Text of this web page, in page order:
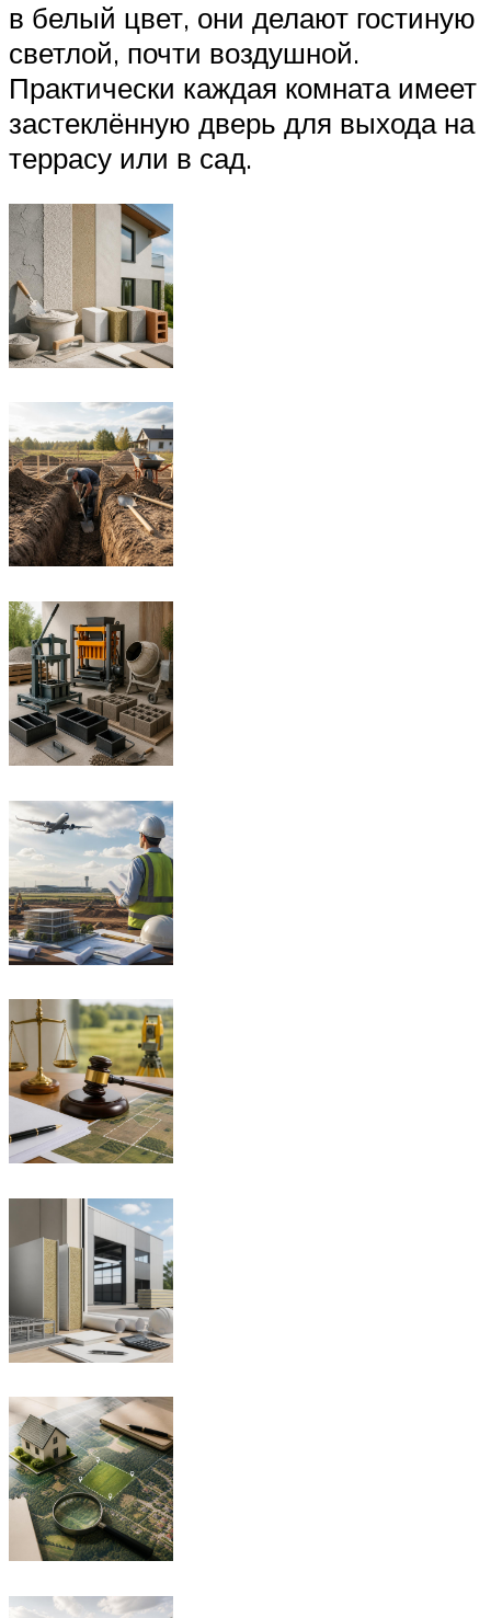
в белый цвет, они делают гостиную
светлой, почти воздушной.
Практически каждая комната имеет
застеклённую дверь для выхода на
террасу или в сад.